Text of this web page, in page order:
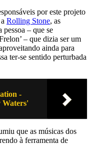
por este projeto
Rolling Stone, as
pessoa – que se
– que dizia ser um
ainda para
ter-se sentido perturbada
-
Waters'
que as músicas dos
à ferramenta de